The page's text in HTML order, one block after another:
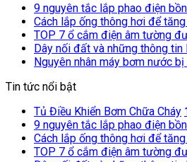
9 nguyên tắc lắp phao điện
Cách lắp ống thông hơi để
TOP 7 ổ cắm điện âm tường
Dây nối đất và những thông tin
Nguyên nhân máy bơm nước
Tin tức nổi bật
Tủ Điều Khiển Bơm Chữa Cháy
9 nguyên tắc lắp phao điện
Cách lắp ống thông hơi để
TOP 7 ổ cắm điện âm tường